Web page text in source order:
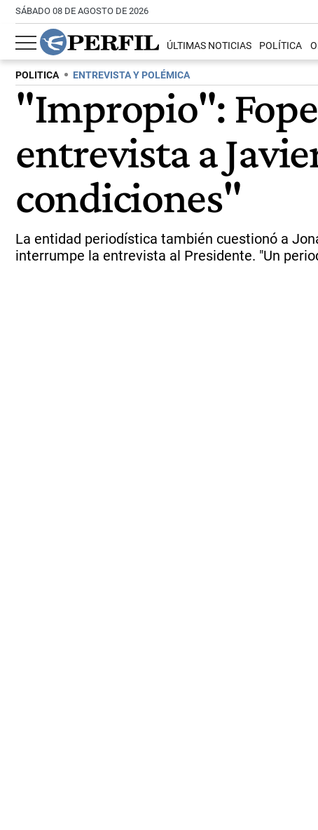
SÁBADO 08 DE AGOSTO DE 2026
ÚLTIMAS NOTICIAS POLÍTICA
POLITICA ENTREVISTA Y POLÉMICA
"Impropio":
entrevista a
condiciones"
La entidad periodística también cuestionó a
interrumpe la entrevista al Presidente. "Un